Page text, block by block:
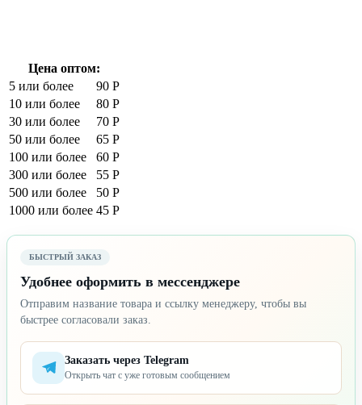
Цена оптом:
5 или более
90 Р
10 или более
80 Р
30 или более
70 Р
50 или более
65 Р
100 или более
60 Р
300 или более
55 Р
500 или более
50 Р
1000 или более 45 Р
БЫСТРЫЙ ЗАКАЗ
Удобнее оформить в мессенджере
Отправим название товара и ссылку менеджеру, чтобы вы
быстрее согласовали заказ.
Заказать через Telegram
Открыть чат с уже готовым сообщением